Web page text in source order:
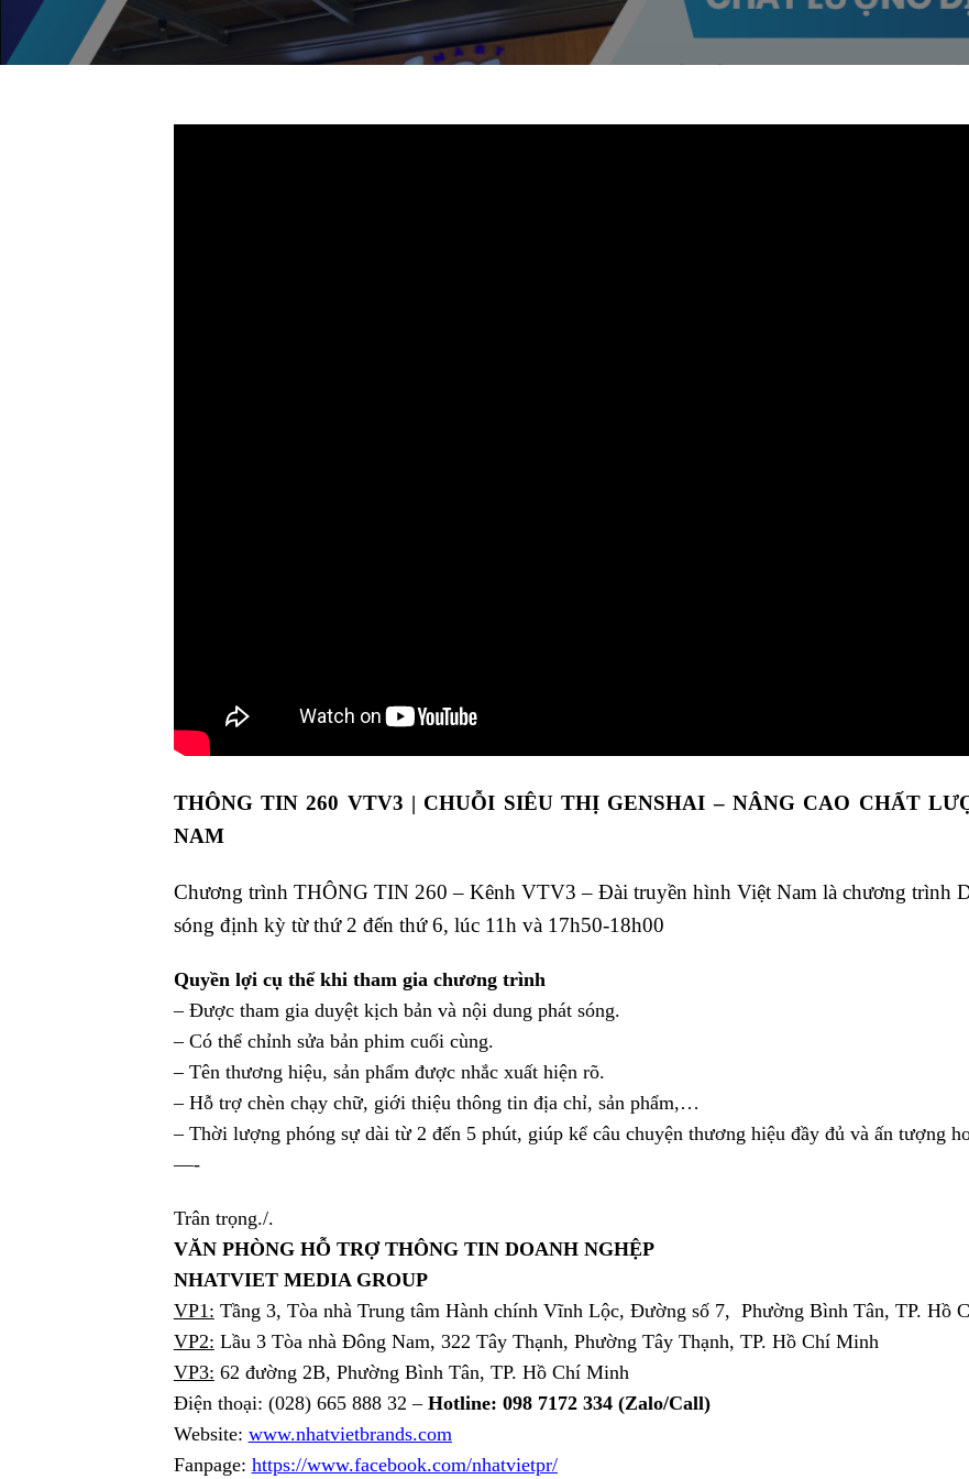
THÔNG TIN 260 VTV3 | CHUỖI SIÊU THỊ GENSHAI – NÂNG CAO CHẤT
NAM
Chương trình THÔNG TIN 260 – Kênh VTV3 – Đài truyền hình Việt Nam là chương trình
sóng định kỳ từ thứ 2 đến thứ 6, lúc 11h và 17h50-18h00
Quyền lợi cụ thể khi tham gia chương trình
– Được tham gia duyệt kịch bản và nội dung phát sóng.
– Có thể chỉnh sửa bản phim cuối cùng.
– Tên thương hiệu, sản phẩm được nhắc xuất hiện rõ.
– Hỗ trợ chèn chạy chữ, giới thiệu thông tin địa chỉ, sản phẩm,…
– Thời lượng phóng sự dài từ 2 đến 5 phút, giúp kể câu chuyện thương hiệu đầy đủ và ấn tượng
—-
Trân trọng./.
VĂN PHÒNG HỖ TRỢ THÔNG TIN DOANH NGHỆP
NHATVIET MEDIA GROUP
VP1: Tầng 3, Tòa nhà Trung tâm Hành chính Vĩnh Lộc, Đường số 7, Phường Bình Tân, TP. Hồ
VP2: Lầu 3 Tòa nhà Đông Nam, 322 Tây Thạnh, Phường Tây Thạnh, TP. Hồ Chí Minh
VP3: 62 đường 2B, Phường Bình Tân, TP. Hồ Chí Minh
Điện thoại: (028) 665 888 32 – Hotline: 098 7172 334 (Zalo/Call)
Website: www.nhatvietbrands.com
Fanpage: https://www.facebook.com/nhatvietpr/